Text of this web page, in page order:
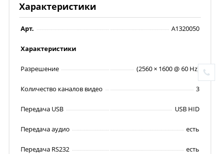
Характеристики
Арт. A1320050
Характеристики
Разрешение (2560 × 1600 @ 60 Hz)
Количество каналов видео 3
Передача USB USB HID
Передача аудио есть
Передача RS232 есть